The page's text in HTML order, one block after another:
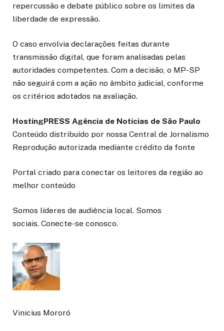
repercussão e debate público sobre os limites da
liberdade de expressão.
O caso envolvia declarações feitas durante
transmissão digital, que foram analisadas pelas
autoridades competentes. Com a decisão, o MP-SP
não seguirá com a ação no âmbito judicial, conforme
os critérios adotados na avaliação.
HostingPRESS Agência de Notícias de São Paulo
Conteúdo distribuído por nossa Central de Jornalismo
Reprodução autorizada mediante crédito da fonte
Portal criado para conectar os leitores da região ao
melhor conteúdo
Somos líderes de audiência local. Somos
sociais. Conecte-se conosco.
Vinicius Mororó